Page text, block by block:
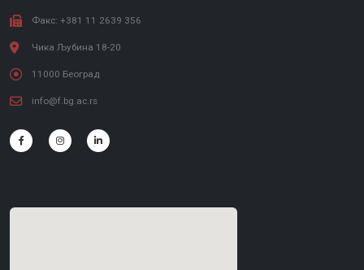
Факс: +381 11 2639 356
Чика Љубина 18-20
11000 Београд
info@f.bg.ac.rs